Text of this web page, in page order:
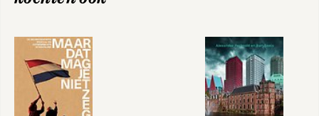
8. Een sleutelfiguur in de toeslagenaffaire: Eva Gonzalés Pérez
9. ‘Een racistische jacht op onschuldige burgers’
Deel 3: De pilaren van de macht: ministerie, pers, parlement en
rechtspraak
10. De koude oorlog tussen het ministerie en de